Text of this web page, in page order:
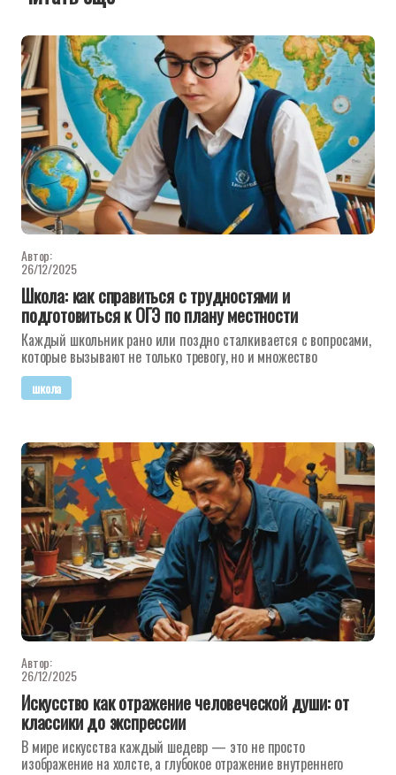
Автор:
26/12/2025
Школа: как справиться с трудностями и
подготовиться к ОГЭ по плану местности
Каждый школьник рано или поздно сталкивается с вопросами,
которые вызывают не только тревогу, но и множество
школа
Автор:
26/12/2025
Искусство как отражение человеческой души: от
классики до экспрессии
В мире искусства каждый шедевр — это не просто
изображение на холсте, а глубокое отражение внутреннего